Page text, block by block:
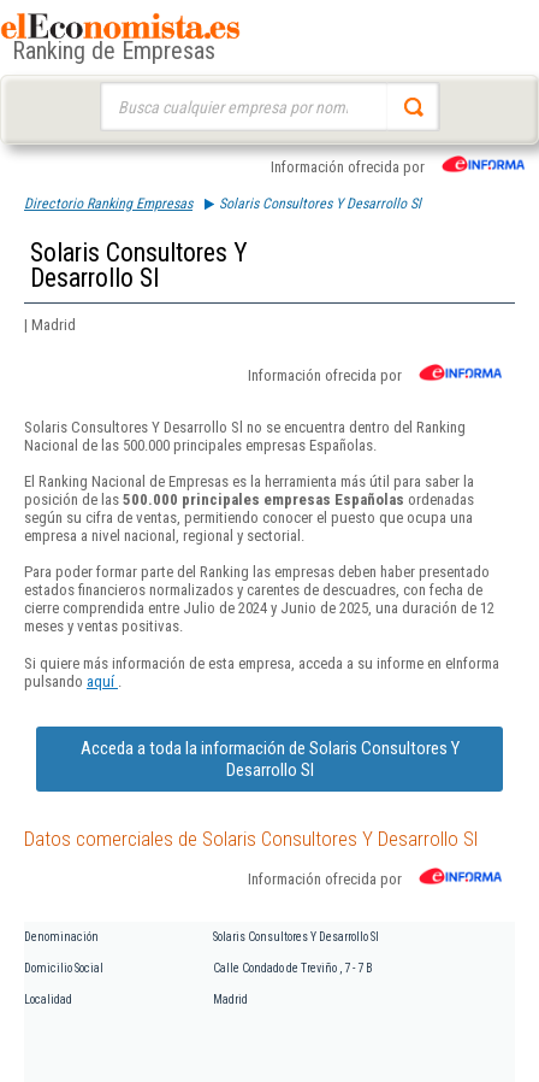
Ranking de Empresas
Información ofrecida por
Directorio Ranking Empresas Solaris Consultores Y Desarrollo Sl
Solaris Consultores Y
Desarrollo Sl
| Madrid
Información ofrecida por
Solaris Consultores Y Desarrollo Sl no se encuentra dentro del Ranking
Nacional de las 500.000 principales empresas Españolas.
El Ranking Nacional de Empresas es la herramienta más útil para saber la
posición de las 500.000 principales empresas Españolas ordenadas
según su cifra de ventas, permitiendo conocer el puesto que ocupa una
empresa a nivel nacional, regional y sectorial.
Para poder formar parte del Ranking las empresas deben haber presentado
estados financieros normalizados y carentes de descuadres, con fecha de
cierre comprendida entre Julio de 2024 y Junio de 2025, una duración de 12
meses y ventas positivas.
Si quiere más información de esta empresa, acceda a su informe en eInforma
pulsando aquí
Acceda a toda la información de Solaris Consultores Y
Desarrollo Sl
Datos comerciales de Solaris Consultores Y Desarrollo Sl
Información ofrecida por
Denominación Solaris Consultores Y Desarrollo Sl
Domicilio Social Calle Condado de Treviño , 7 - 7 B
Localidad Madrid